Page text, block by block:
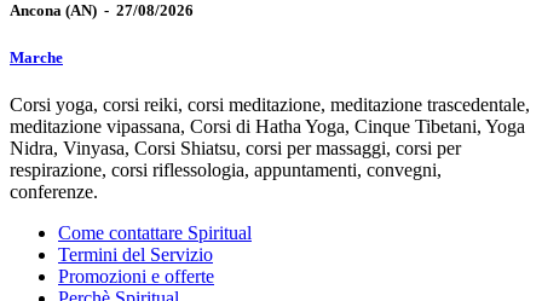
Ancona (AN) - 27/08/2026
Marche
Corsi yoga, corsi reiki, corsi meditazione, meditazione trascedentale,
meditazione vipassana, Corsi di Hatha Yoga, Cinque Tibetani, Yoga
Nidra, Vinyasa, Corsi Shiatsu, corsi per massaggi, corsi per
respirazione, corsi riflessologia, appuntamenti, convegni,
conferenze.
Come contattare Spiritual
Termini del Servizio
Promozioni e offerte